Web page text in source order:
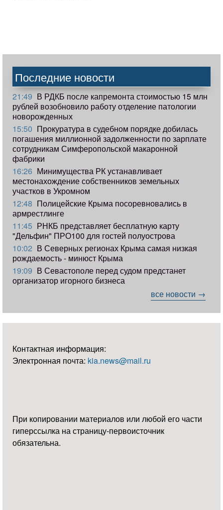
Последние новости
21:49 В РДКБ после капремонта стоимостью 15 млн
рублей возобновило работу отделение патологии
новорожденных
15:50 Прокуратура в судебном порядке добилась
погашения миллионной задолженности по зарплате
сотрудникам Симферопольской макаронной
фабрики
16:26 Минимущества РК устанавливает
местонахождение собственников земельных
участков в Укромном
12:48 Полицейские Крыма посоревновались в
армрестлинге
11:45 РНКБ представляет бесплатную карту
"Дельфин" ПРО100 для гостей полуострова
10:02 В Северных регионах Крыма самая низкая
рождаемость - минюст Крыма
19:09 В Севастополе перед судом предстанет
организатор игорного бизнеса
все новости →
Контактная информация:
Электронная почта: kia.news@mail.ru
При копировании материалов или любой его части
гиперссылка на страницу-первоисточник
обязательна.